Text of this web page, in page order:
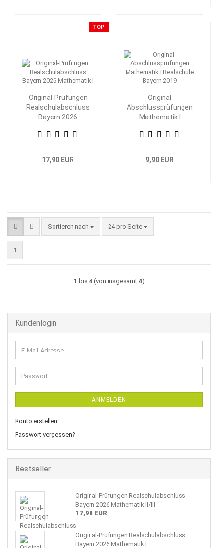
TOP
Original-Prüfungen
Realschulabschluss
Bayern 2026
17,90 EUR
Original
Abschlussprüfungen
Mathematik I
9,90 EUR
Sortieren nach
Sortieren nach 24 pro Seite
pro Seite
1
1 bis 4(von insgesamt 4)
Kundenlogin
E-
Mail-
Adresse
Passwort
ANMELDEN
Konto erstellen
Passwort vergessen?
Bestseller
Original-Prüfungen Realschulabschluss
Bayern 2026 Mathematik II/III
17,90 EUR
Original-Prüfungen Realschulabschluss
Bayern 2026 Mathematik I